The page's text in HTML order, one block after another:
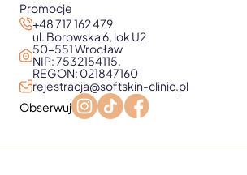
Promocje
+48 717 162 479
ul. Borowska 6, lok U2
50-551 Wrocław
NIP: 7532154115,
REGON: 021847160
rejestracja@softskin-clinic.pl
Obserwuj